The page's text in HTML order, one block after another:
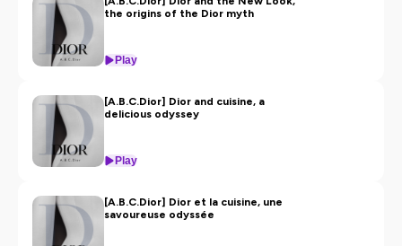
d’un symbole à décrypter, et dont on vous livre
les secrets.
https://www.youtube.com/playlist?
list=PLzPXOOq1r2gEwCyehufdnuPrRk_uJIHM2
Hosted on Ausha. Seeausha.co/privacy-policy
for more information.
the origins of the Dior myth
Play
[A.B.C.Dior] Dior and cuisine, a
delicious odyssey
Play
[A.B.C.Dior] Dior et la cuisine, une
savoureuse odyssée